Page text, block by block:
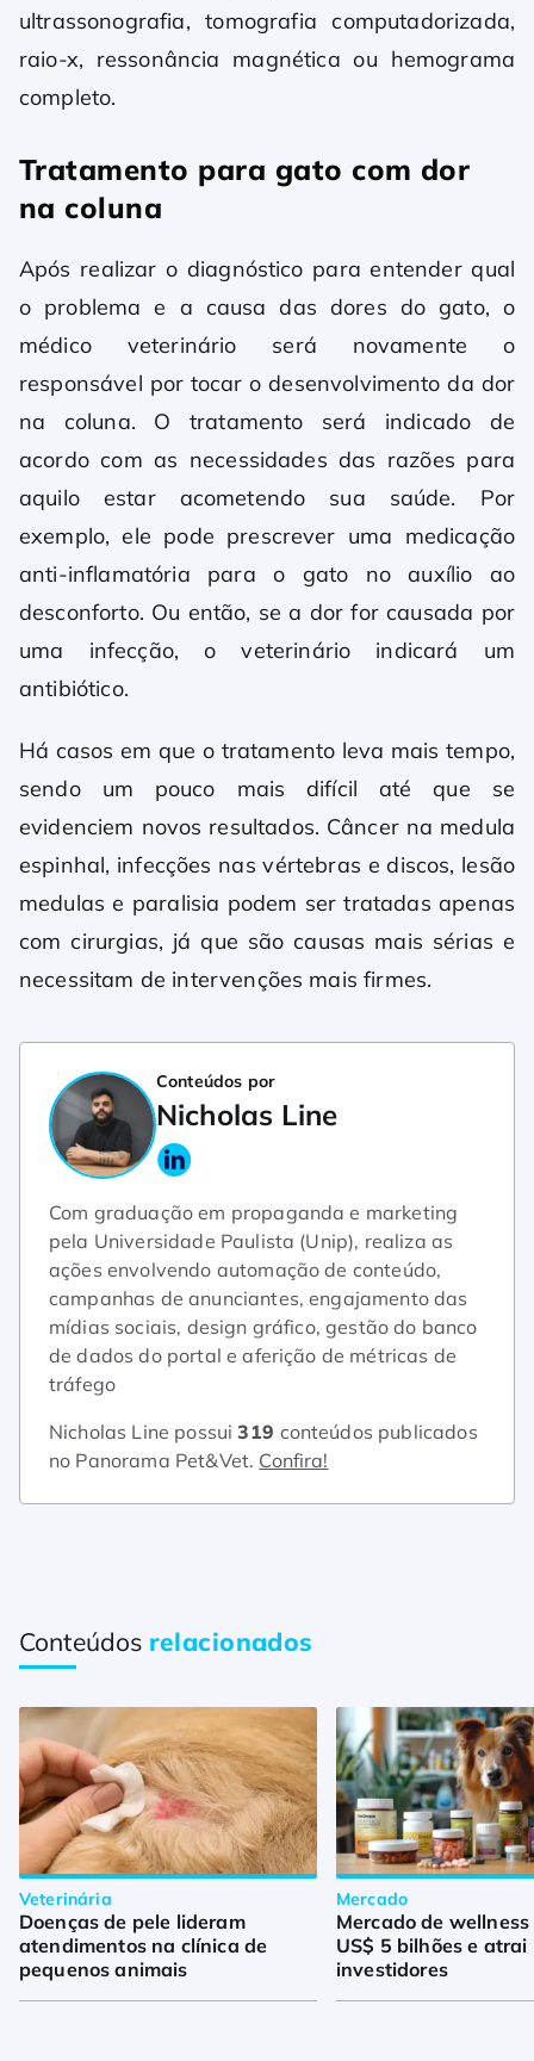
ultrassonografia, tomografia computadorizada,
raio-x, ressonância magnética ou hemograma
completo.
Tratamento para gato com dor
na coluna
Após realizar o diagnóstico para entender qual
o problema e a causa das dores do gato, o
médico veterinário será novamente o
responsável por tocar o desenvolvimento da dor
na coluna. O tratamento será indicado de
acordo com as necessidades das razões para
aquilo estar acometendo sua saúde. Por
exemplo, ele pode prescrever uma medicação
anti-inflamatória para o gato no auxílio ao
desconforto. Ou então, se a dor for causada por
uma infecção, o veterinário indicará um
antibiótico.
Há casos em que o tratamento leva mais tempo,
sendo um pouco mais difícil até que se
evidenciem novos resultados. Câncer na medula
espinhal, infecções nas vértebras e discos, lesão
medulas e paralisia podem ser tratadas apenas
com cirurgias, já que são causas mais sérias e
necessitam de intervenções mais firmes.
Conteúdos por
Nicholas Line
Com graduação em propaganda e marketing
pela Universidade Paulista (Unip), realiza as
ações envolvendo automação de conteúdo,
campanhas de anunciantes, engajamento das
mídias sociais, design gráfico, gestão do banco
de dados do portal e aferição de métricas de
tráfego
Nicholas Line possui319 conteúdos publicados
no Panorama Pet&Vet. Confira!
Conteúdos relacionados
Veterinária
Doenças de pele lideram
atendimentos na clínica de
pequenos animais
Mercado
Mercado de
US$ 5 bilhões e atrai
investidores